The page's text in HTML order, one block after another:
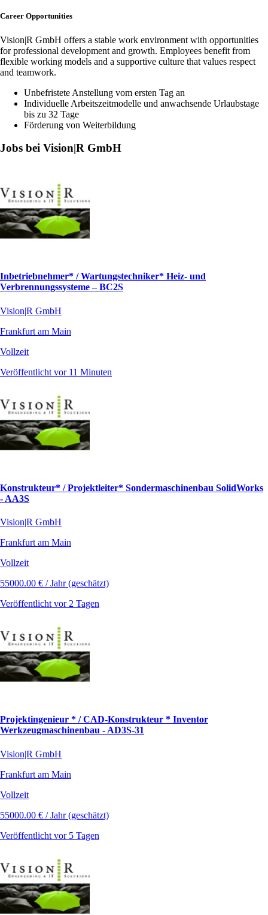
Career Opportunities
Vision|R GmbH offers a stable work environment with opportunities
for professional development and growth. Employees benefit from
flexible working models and a supportive culture that values respect
and teamwork.
Unbefristete Anstellung vom ersten Tag an
Individuelle Arbeitszeitmodelle und anwachsende Urlaubstage
bis zu 32 Tage
Förderung von Weiterbildung
Jobs bei Vision|R GmbH
Inbetriebnehmer* / Wartungstechniker* Heiz- und
Verbrennungssysteme – BC2S
Vision|R GmbH
Frankfurt am Main
Vollzeit
Veröffentlicht vor 11 Minuten
Konstrukteur* / Projektleiter* Sondermaschinenbau SolidWorks
- AA3S
Vision|R GmbH
Frankfurt am Main
Vollzeit
55000.00 € / Jahr (geschätzt)
Veröffentlicht vor 2 Tagen
Projektingenieur * / CAD-Konstrukteur * Inventor
Werkzeugmaschinenbau - AD3S-31
Vision|R GmbH
Frankfurt am Main
Vollzeit
55000.00 € / Jahr (geschätzt)
Veröffentlicht vor 5 Tagen